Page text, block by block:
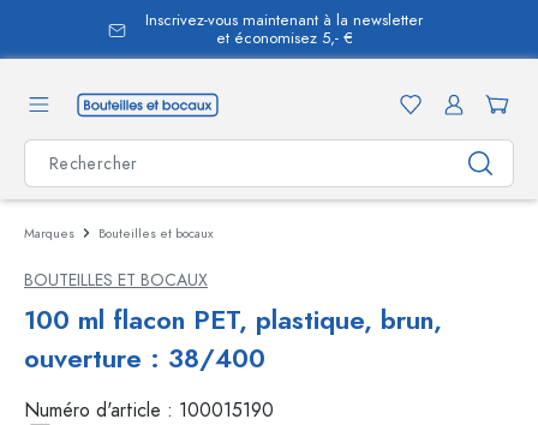
principal
Inscrivez-vous maintenant à la newsletter
et économisez 5,- €
Marques Bouteilles et bocaux
BOUTEILLES ET BOCAUX
100 ml flacon PET, plastique, brun,
ouverture : 38/400
Numéro d'article : 100015190